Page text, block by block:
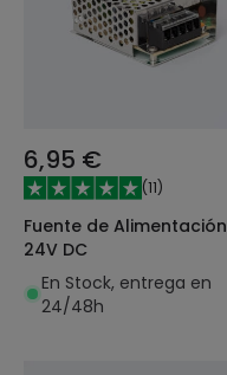
6,95 €
(11)
Fuente de Alimentación
24V DC
En Stock, entrega en
24/48h